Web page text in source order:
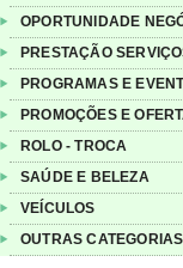
OPORTUNIDADE
PRESTAÇÃO
PROGRAMAS E
PROMOÇÕES E
ROLO - TROCA
SAÚDE E BELEZA
VEÍCULOS
OUTRAS CATEGORIAS